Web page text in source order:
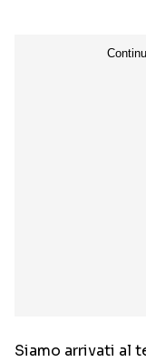
Siamo arrivati al